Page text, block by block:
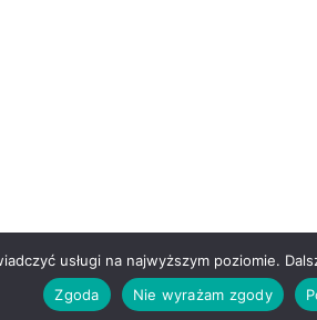
usługi na najwyższym poziomie.
Zgoda
Nie wyrażam zgody